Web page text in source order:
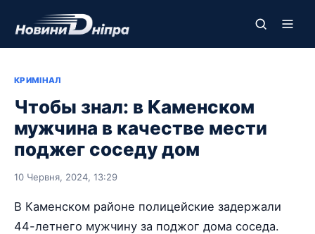
КРИМІНАЛ
Чтобы знал: в Каменском
мужчина в качестве мести
поджег соседу дом
10 Червня, 2024, 13:29
В Каменском районе полицейские задержали
44-летнего мужчину за поджог дома соседа.